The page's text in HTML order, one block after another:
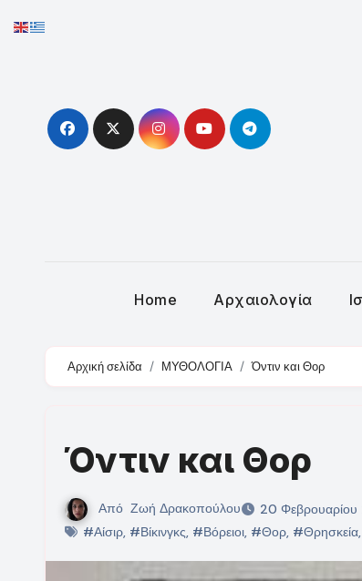
to
Home Αρχαιολογία
Αρχική σελίδα ΜΥΘΟΛΟΓΙΑ Όντιν και Θορ
Όντιν και Θορ
Από Ζωή Δρακοπούλου
20
#Αίσιρ, #Βίκινγκς, #Βόρειοι, #Θορ, #Θρησκεία,